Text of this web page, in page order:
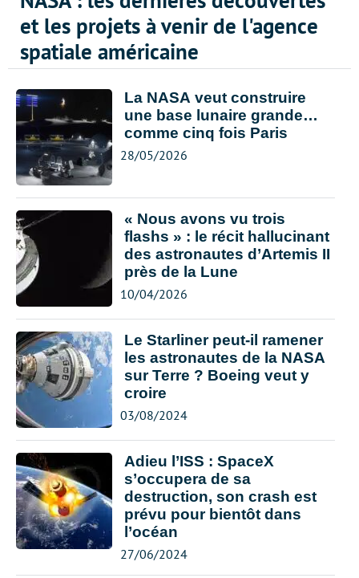
et les projets à venir de l'agence
spatiale américaine
La NASA veut construire
une base lunaire grande…
comme cinq fois Paris
28/05/2026
« Nous avons vu trois
flashs » : le récit hallucinant
des astronautes d’Artemis II
près de la Lune
10/04/2026
Le Starliner peut-il ramener
les astronautes de la NASA
sur Terre ? Boeing veut y
croire
03/08/2024
Adieu l’ISS : SpaceX
s’occupera de sa
destruction, son crash est
prévu pour bientôt dans
l’océan
27/06/2024